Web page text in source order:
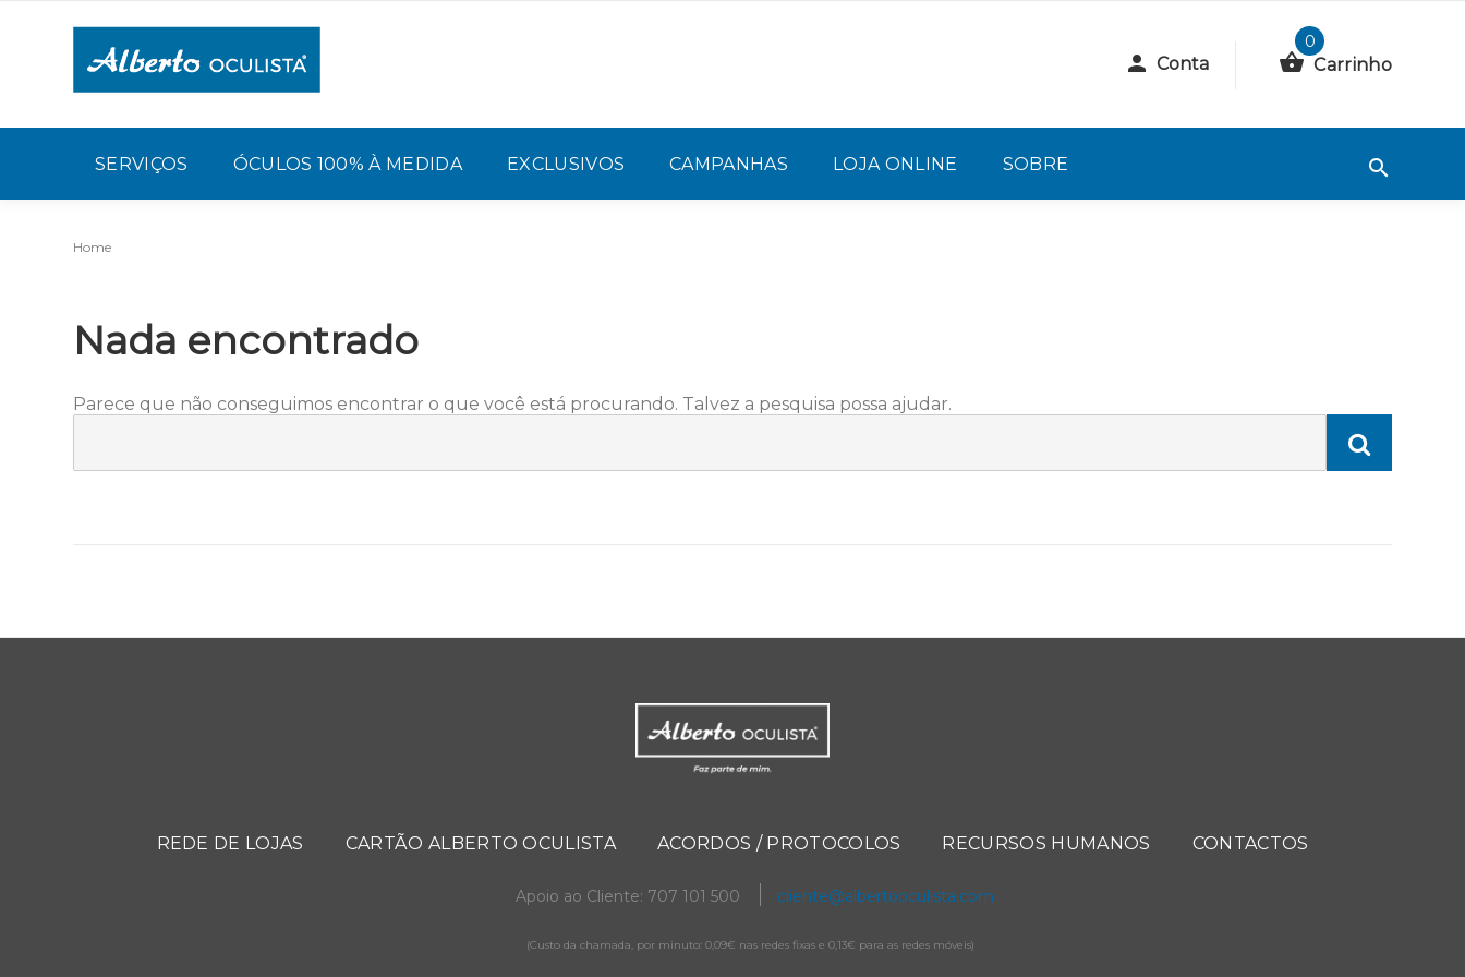
Conta
0
Carrinho
SERVIÇOS ÓCULOS 100% À MEDIDA EXCLUSIVOS CAMPANHAS LOJA ONLINE SOBRE
Home
Nada encontrado
Parece que não conseguimos encontrar o que você está procurando. Talvez a pesquisa possa ajudar.
REDE DE LOJAS CARTÃO ALBERTO OCULISTA ACORDOS / PROTOCOLOS RECURSOS HUMANOS CONTACTOS
Apoio ao Cliente: 707 101 500 cliente@albertooculista.com
(Custo da chamada, por minuto: 0,09€ nas redes fixas e 0,13€ para as redes móveis)